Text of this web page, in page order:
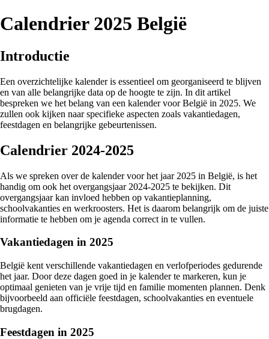
Calendrier 2025 België
Introductie
Een overzichtelijke kalender is essentieel om georganiseerd te blijven
en van alle belangrijke data op de hoogte te zijn. In dit artikel
bespreken we het belang van een kalender voor België in 2025. We
zullen ook kijken naar specifieke aspecten zoals vakantiedagen,
feestdagen en belangrijke gebeurtenissen.
Calendrier 2024-2025
Als we spreken over de kalender voor het jaar 2025 in België, is het
handig om ook het overgangsjaar 2024-2025 te bekijken. Dit
overgangsjaar kan invloed hebben op vakantieplanning,
schoolvakanties en werkroosters. Het is daarom belangrijk om de juiste
informatie te hebben om je agenda correct in te vullen.
Vakantiedagen in 2025
België kent verschillende vakantiedagen en verlofperiodes gedurende
het jaar. Door deze dagen goed in je kalender te markeren, kun je
optimaal genieten van je vrije tijd en familie momenten plannen. Denk
bijvoorbeeld aan officiële feestdagen, schoolvakanties en eventuele
brugdagen.
Feestdagen in 2025